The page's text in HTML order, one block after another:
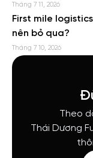
Tháng 7 11, 2026
First mile
nên bỏ qua?
Tháng 7 10, 2026
Theo
Thái Dương